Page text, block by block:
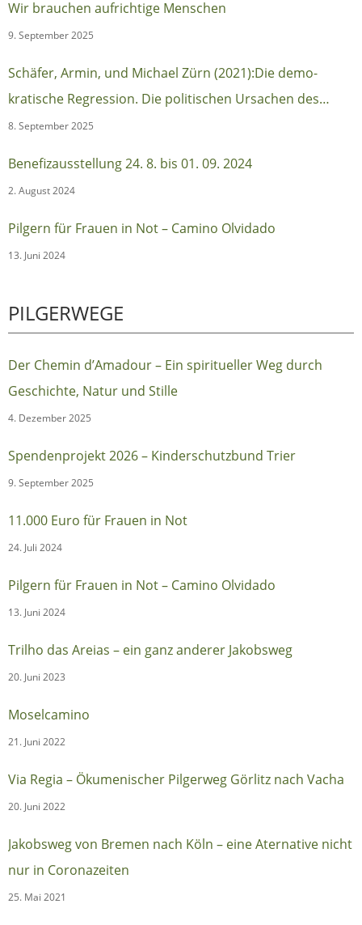
Wir brauchen aufrichtige Menschen
9. September 2025
Schäfer, Armin, und Michael Zürn (2021):Die demo-
kratische Regression. Die politischen Ursachen des
autoritären Populismus (Berlin:Suhrkamp)
8. September 2025
Benefizausstellung 24. 8. bis 01. 09. 2024
2. August 2024
Pilgern für Frauen in Not – Camino Olvidado
13. Juni 2024
PILGERWEGE
Der Chemin d’Amadour – Ein spiritueller Weg durch
Geschichte, Natur und Stille
4. Dezember 2025
Spendenprojekt 2026 – Kinderschutzbund Trier
9. September 2025
11.000 Euro für Frauen in Not
24. Juli 2024
Pilgern für Frauen in Not – Camino Olvidado
13. Juni 2024
Trilho das Areias – ein ganz anderer Jakobsweg
20. Juni 2023
Moselcamino
21. Juni 2022
Via Regia – Ökumenischer Pilgerweg Görlitz nach Vacha
20. Juni 2022
Jakobsweg von Bremen nach Köln – eine Aternative nicht
nur in Coronazeiten
25. Mai 2021